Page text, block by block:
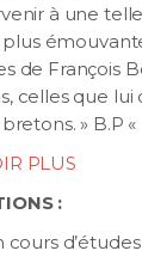
à une
de François
celles que lui
» B.P «
PLUS
:
cours